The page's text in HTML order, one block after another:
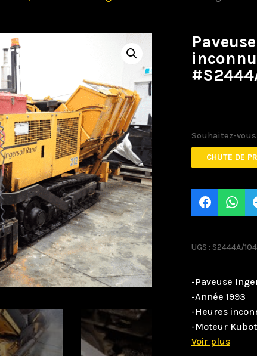
Souhaitez-
CHUTE DE
UGS : S2444A/
-Paveuse
-Année 1993
-Heures
-Moteur